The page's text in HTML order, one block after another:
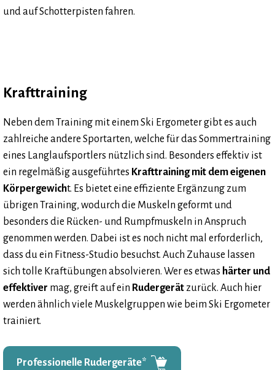
und auf Schotterpisten fahren.
Krafttraining
Neben dem Training mit einem Ski Ergometer gibt es auch
zahlreiche andere Sportarten, welche für das Sommertraining
eines Langlaufsportlers nützlich sind. Besonders effektiv ist
ein regelmäßig ausgeführtes Krafttraining mit dem eigenen
Körpergewicht. Es bietet eine effiziente Ergänzung zum
übrigen Training, wodurch die Muskeln geformt und
besonders die Rücken- und Rumpfmuskeln in Anspruch
genommen werden. Dabei ist es noch nicht mal erforderlich,
dass du ein Fitness-Studio besuchst. Auch Zuhause lassen
sich tolle Kraftübungen absolvieren. Wer es etwas härter und
effektiver mag, greift auf ein Rudergerät zurück. Auch hier
werden ähnlich viele Muskelgruppen wie beim Ski Ergometer
trainiert.
Professionelle Rudergeräte*